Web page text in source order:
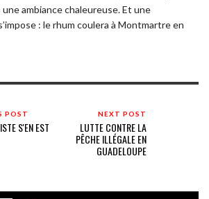
ambiance chaleureuse. Et une
: le rhum coulera à Montmartre en
POST
S'EN EST
NEXT POST
LUTTE CONTRE LA
PÊCHE ILLÉGALE EN
GUADELOUPE